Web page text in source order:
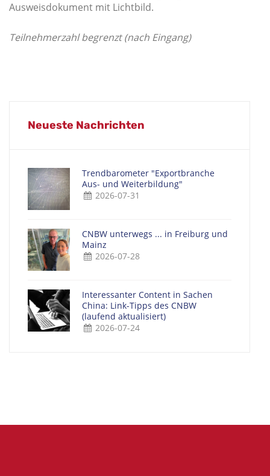
Ausweisdokument mit Lichtbild.
Teilnehmerzahl begrenzt (nach Eingang)
Neueste Nachrichten
Trendbarometer "Exportbranche
Aus- und Weiterbildung"
2026-07-31
CNBW unterwegs ... in Freiburg und
Mainz
2026-07-28
Interessanter Content in Sachen
China: Link-Tipps des CNBW
(laufend aktualisiert)
2026-07-24